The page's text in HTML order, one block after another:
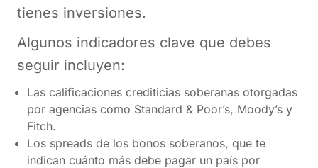
tienes inversiones.
Algunos indicadores clave que debes
seguir incluyen:
Las calificaciones crediticias soberanas otorgadas
por agencias como Standard & Poor’s, Moody’s y
Fitch.
Los spreads de los bonos soberanos, que te
indican cuánto más debe pagar un país por